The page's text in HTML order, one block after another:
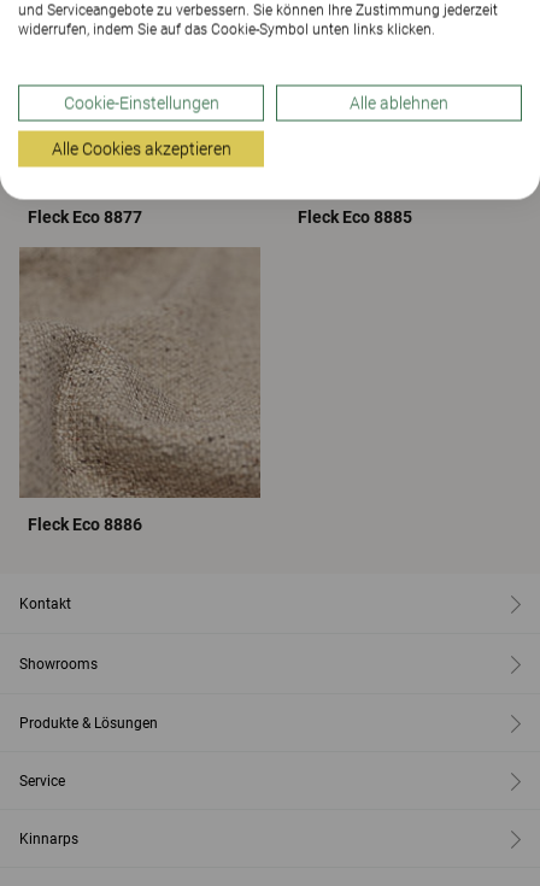
Fleck Eco 8877 Fleck Eco 8885
Fleck Eco 8886
Kontakt
Showrooms
Produkte & Lösungen
Service
Kinnarps
und Serviceangebote zu verbessern. Sie können Ihre Zustimmung jederzeit
widerrufen, indem Sie auf das Cookie-Symbol unten links klicken.
Cookie-Einstellungen Alle ablehnen
Alle Cookies akzeptieren